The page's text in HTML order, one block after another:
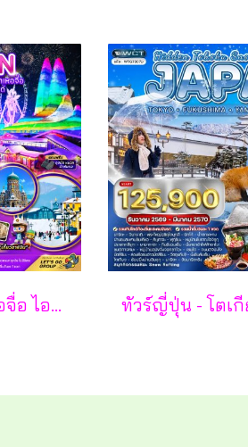
ฮาร์บิน เหิงเต้าเหอจื่อ ไอซ์ แอนด์ สโนว์ เวิล์ด 7 วัน 5 คืน-XJ